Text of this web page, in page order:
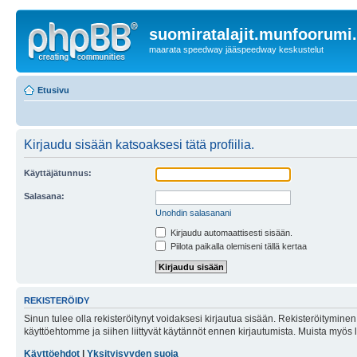
maarata speedway jääspeedway keskustelut
Etusivu
Kirjaudu sisään katsoaksesi tätä profiilia.
Käyttäjätunnus:
Salasana:
Unohdin salasanani
Kirjaudu automaattisesti sisään.
Piilota paikalla olemiseni tällä kertaa
REKISTERÖIDY
Sinun tulee olla rekisteröitynyt voidaksesi kirjautua sisään.
käyttöehtomme ja siihen liittyvät käytännöt ennen kirjautumista. Muista
Käyttöehdot
Yksityisyyden suoja